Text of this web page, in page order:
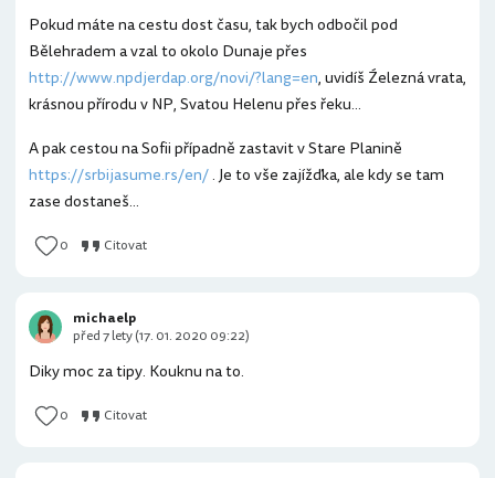
Pokud máte na cestu dost času, tak bych odbočil pod
Bělehradem a vzal to okolo Dunaje přes
http://www.npdjerdap.org/novi/?lang=en, uvidíš Źelezná vrata,
krásnou přírodu v NP, Svatou Helenu přes řeku...
A pak cestou na Sofii případně zastavit v Stare Planině
https://srbijasume.rs/en/. Je to vše zajížďka, ale kdy se tam
zase dostaneš...
0 Citovat
Diky moc za tipy. Kouknu na to.
0 Citovat
michaelp
před 7 lety (17. 01. 2020 09:22)